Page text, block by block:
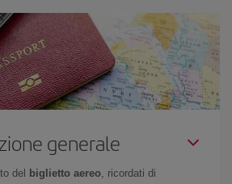
generale
del biglietto aereo, ricordati di